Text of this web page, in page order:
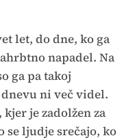
let, do dne, ko ga
napadel. Na
ga pa takoj
ni več videl.
je zadolžen za
se ljudje srečajo, ko